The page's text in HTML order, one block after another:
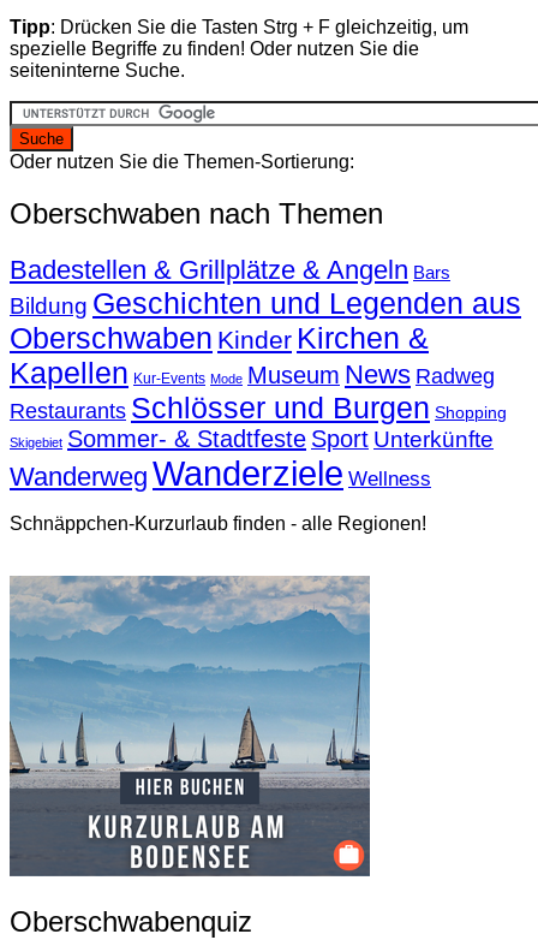
Tipp: Drücken Sie die Tasten Strg + F gleichzeitig, um
spezielle Begriffe zu finden! Oder nutzen Sie die
seiteninterne Suche.
Oder nutzen Sie die Themen-Sortierung:
Oberschwaben nach Themen
Badestellen & Grillplätze & Angeln Bars
Bildung Geschichten und Legenden aus
Oberschwaben Kinder Kirchen &
Kapellen Kur-Events Mode Museum News Radweg
Restaurants Schlösser und Burgen Shopping
Skigebiet Sommer- & Stadtfeste Sport Unterkünfte
Wanderweg Wanderziele Wellness
Schnäppchen-Kurzurlaub finden - alle Regionen!
Oberschwabenquiz